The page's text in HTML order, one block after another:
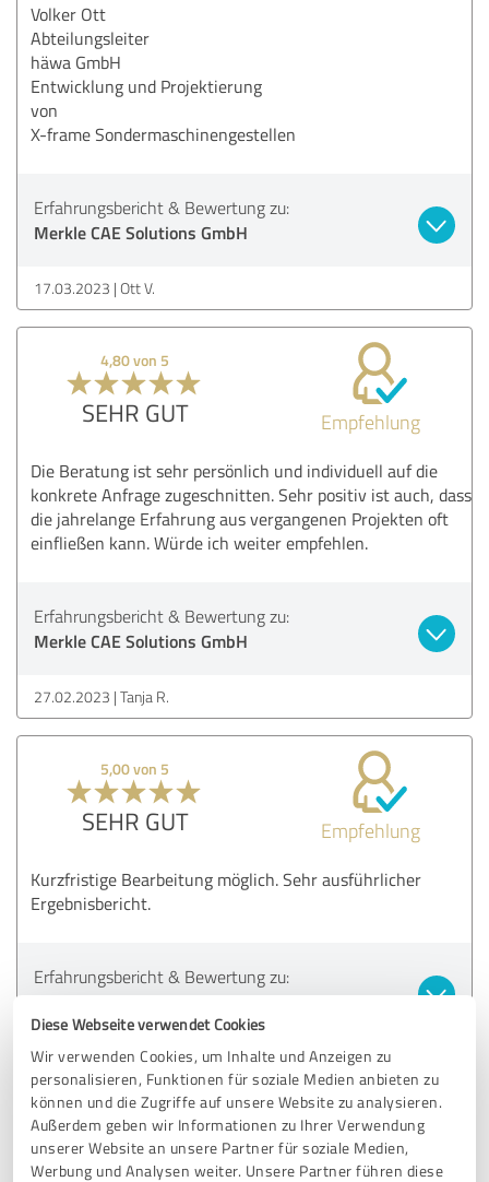
Diese Webseite verwendet Cookies
Wir verwenden Cookies, um Inhalte und Anzeigen zu
personalisieren, Funktionen für soziale Medien anbieten zu
können und die Zugriffe auf unsere Website zu analysieren.
Außerdem geben wir Informationen zu Ihrer Verwendung
unserer Website an unsere Partner für soziale Medien,
Werbung und Analysen weiter. Unsere Partner führen diese
Volker Ott
Abteilungsleiter
häwa GmbH
Entwicklung und Projektierung
von
X-frame Sondermaschinengestellen
Erfahrungsbericht & Bewertung zu:
Merkle CAE Solutions GmbH
17.03.2023 Ott V.
4,80 von 5
SEHR GUT Empfehlung
Die Beratung ist sehr persönlich und individuell auf die
konkrete Anfrage zugeschnitten. Sehr positiv ist auch, dass
die jahrelange Erfahrung aus vergangenen Projekten oft
einfließen kann. Würde ich weiter empfehlen.
Erfahrungsbericht & Bewertung zu:
Merkle CAE Solutions GmbH
27.02.2023 Tanja R.
5,00 von 5
SEHR GUT Empfehlung
Kurzfristige Bearbeitung möglich. Sehr ausführlicher
Ergebnisbericht.
Erfahrungsbericht & Bewertung zu:
Merkle CAE Solutions GmbH
20.02.2023 Falk K.
5,00 von 5